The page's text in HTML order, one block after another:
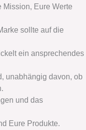
Mission, Eure Werte
sollte auf die
ein ansprechendes
unabhängig davon, ob
und das
Eure Produkte.